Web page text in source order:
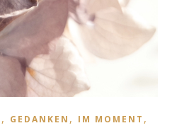
, GEDANKEN , IM MOMENT ,